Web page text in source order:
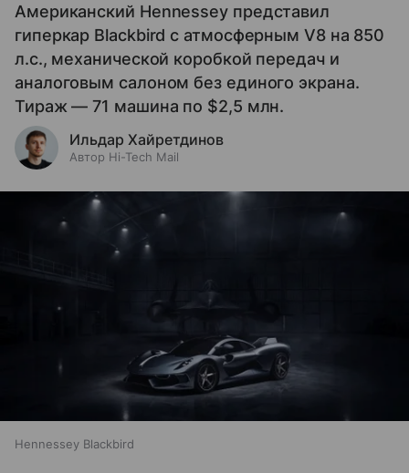
Американский Hennessey представил
гиперкар Blackbird с атмосферным V8 на 850
л.с., механической коробкой передач и
аналоговым салоном без единого экрана.
Тираж — 71 машина по $2,5 млн.
Ильдар Хайретдинов
Автор Hi-Tech Mail
Hennessey Blackbird